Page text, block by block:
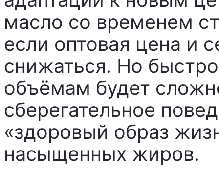
масло со временем
если оптовая цена и
снижаться. Но
объёмам будет
сберегательное
«здоровый образ
насыщенных жиров.